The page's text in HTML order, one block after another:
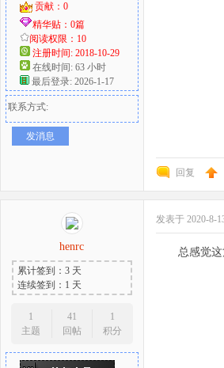
贡献：0
精华贴：0篇
阅读权限：10
注册时间: 2018-10-29
在线时间: 63 小时
最后登录: 2026-1-17
联系方式:
发消息
回复
henrc
累计签到：3 天
连续签到：1 天
1
主题
41
回帖
1
积分
发表于 2020-8-
总感觉